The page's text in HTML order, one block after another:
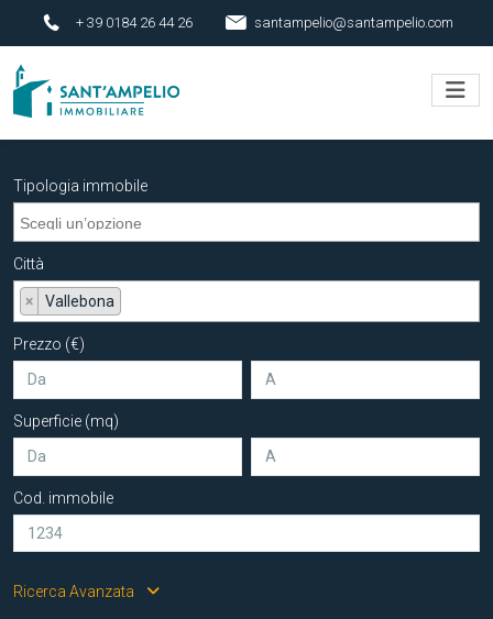
+ 39 0184 26 44 26 santampelio@santampelio.com
Tipologia immobile
Città
× Vallebona
Prezzo (€)
Superficie (mq)
Cod. immobile
Ricerca Avanzata